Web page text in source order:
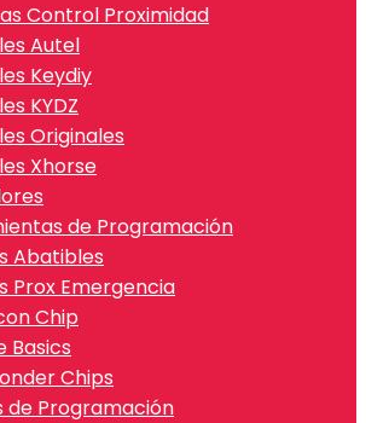
Control Proximidad
Autel
Keydiy
KYDZ
Originales
Xhorse
de Programación
Abatibles
Prox Emergencia
Chip
Basics
Chips
de Programación